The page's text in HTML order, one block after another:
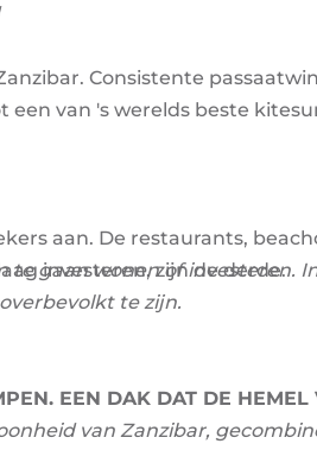
Consistente
van 's werelds beste
aan. De restaurants,
investeren, zijn de derde.
te gaan wonen of investeren.
te zijn.
EEN DAK DAT DE HEMEL
van Zanzibar,